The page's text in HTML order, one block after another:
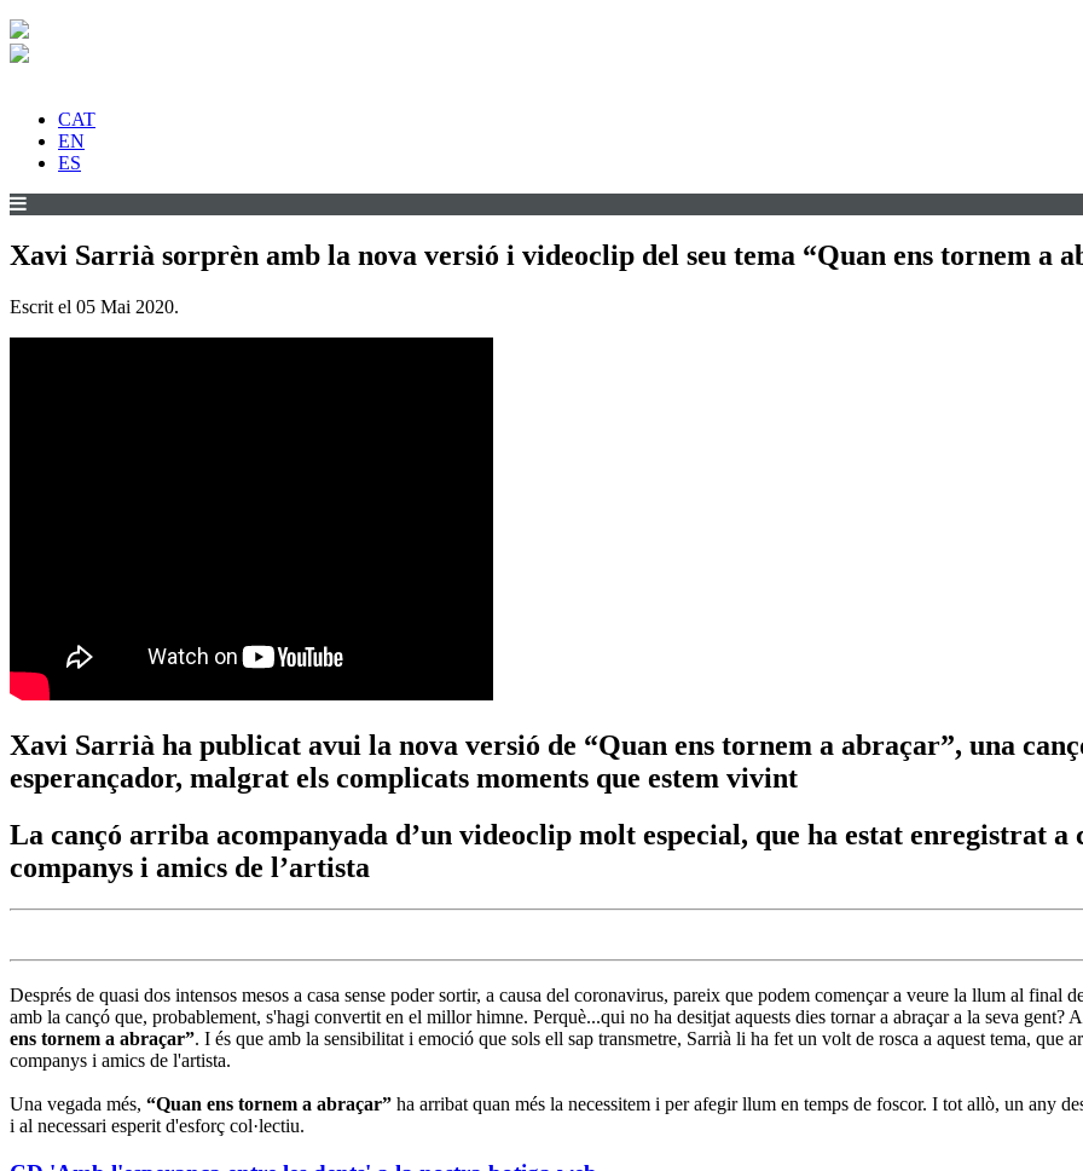
CAT
EN
ES
Xavi Sarrià sorprèn amb la nova versió i videoclip del seu tema “Quan ens tornem a
Escrit el 05 Mai 2020.
Xavi Sarrià ha publicat avui la nova versió de “Quan ens tornem a abraçar”, una
esperançador, malgrat els complicats moments que estem vivint
La cançó arriba acompanyada d’un videoclip molt especial, que ha estat enregistrat
companys i amics de l’artista
Després de quasi dos intensos mesos a casa sense poder sortir, a causa del coronavirus, pareix que podem començar a veure la llum al final
amb la cançó que, probablement, s'hagi convertit en el millor himne. Perquè...qui no ha desitjat aquests dies tornar a abraçar a la seva gent?
ens tornem a abraçar”. I és que amb la sensibilitat i emoció que sols ell sap transmetre, Sarrià li ha fet un volt de rosca a aquest tema,
companys i amics de l'artista.
Una vegada més, “Quan ens tornem a abraçar” ha arribat quan més la necessitem i per afegir llum en temps de foscor. I tot allò, un any
i al necessari esperit d'esforç col·lectiu.